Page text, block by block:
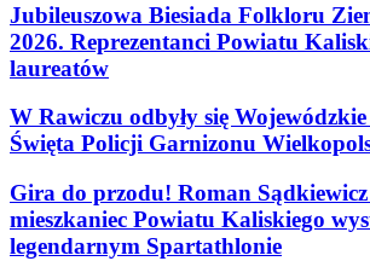
Jubileuszowa Biesiada Folkloru
2026. Reprezentanci Powiatu
laureatów
W Rawiczu odbyły się
Święta Policji Garnizonu
Gira do przodu! Roman
mieszkaniec Powiatu Kaliskiego
legendarnym Spartathlonie